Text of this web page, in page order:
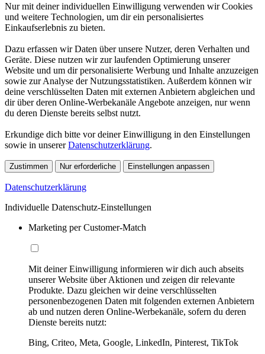
Nur mit deiner individuellen Einwilligung verwenden wir Cookies
und weitere Technologien, um dir ein personalisiertes
Einkaufserlebnis zu bieten.
Dazu erfassen wir Daten über unsere Nutzer, deren Verhalten und
Geräte. Diese nutzen wir zur laufenden Optimierung unserer
Website und um dir personalisierte Werbung und Inhalte anzuzeigen
sowie zur Analyse der Nutzungsstatistiken. Außerdem können wir
deine verschlüsselten Daten mit externen Anbietern abgleichen und
dir über deren Online-Werbekanäle Angebote anzeigen, nur wenn
du deren Dienste bereits selbst nutzt.
Erkundige dich bitte vor deiner Einwilligung in den Einstellungen
sowie in unsererDatenschutzerklärung.
Zustimmen Nur erforderliche Einstellungen anpassen
Datenschutzerklärung
Individuelle Datenschutz-Einstellungen
Marketing per Customer-Match
Mit deiner Einwilligung informieren wir dich auch abseits
unserer Website über Aktionen und zeigen dir relevante
Produkte. Dazu gleichen wir deine verschlüsselten
personenbezogenen Daten mit folgenden externen Anbietern
ab und nutzen deren Online-Werbekanäle, sofern du deren
Dienste bereits nutzt:
Bing, Criteo, Meta, Google, LinkedIn, Pinterest, TikTok